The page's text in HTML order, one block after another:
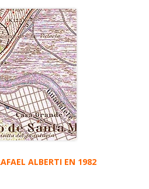
ALBERTI EN 1982